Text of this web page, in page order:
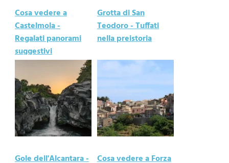
Cosa vedere a
Castelmola -
Regalati panorami
suggestivi
Grotta di San
Teodoro - Tuffati
nella preistoria
Gole dell'Alcantara -
Cosa vedere a Forza